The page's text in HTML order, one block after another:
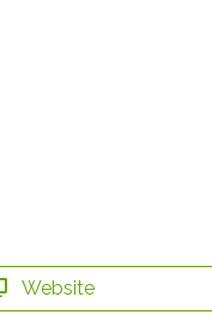
Website